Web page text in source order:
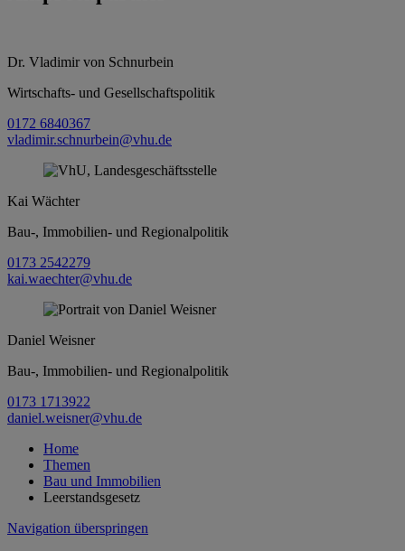
Dr. Vladimir von Schnurbein
Wirtschafts- und Gesellschaftspolitik
0172 6840367
vladimir.schnurbein@vhu.de
Kai Wächter
Bau-, Immobilien- und Regionalpolitik
0173 2542279
kai.waechter@vhu.de
Daniel Weisner
Bau-, Immobilien- und Regionalpolitik
0173 1713922
daniel.weisner@vhu.de
Home
Themen
Bau und Immobilien
Leerstandsgesetz
Navigation überspringen